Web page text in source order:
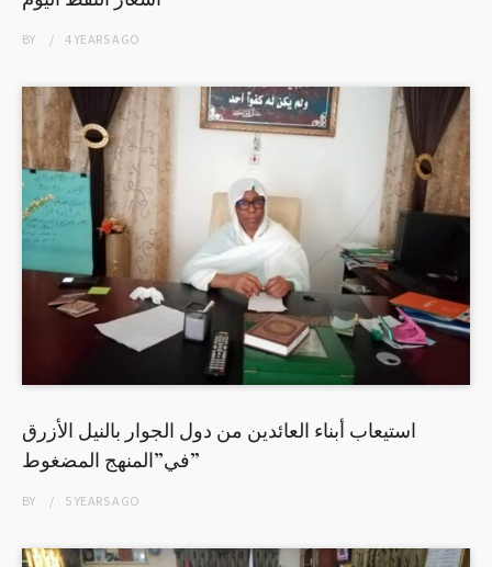
BY 4 YEARSAGO
استيعاب أبناء العائدين من دول الجوار بالنيل الأزرق
في”المنهج المضغوط”
BY 5 YEARSAGO